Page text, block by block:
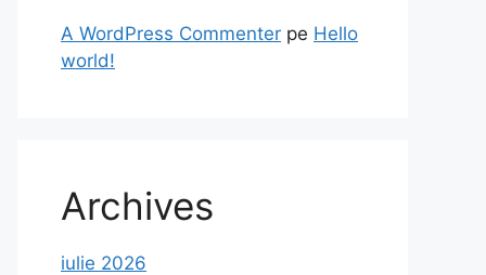
A WordPress Commenter pe Hello
world!
Archives
iulie 2026